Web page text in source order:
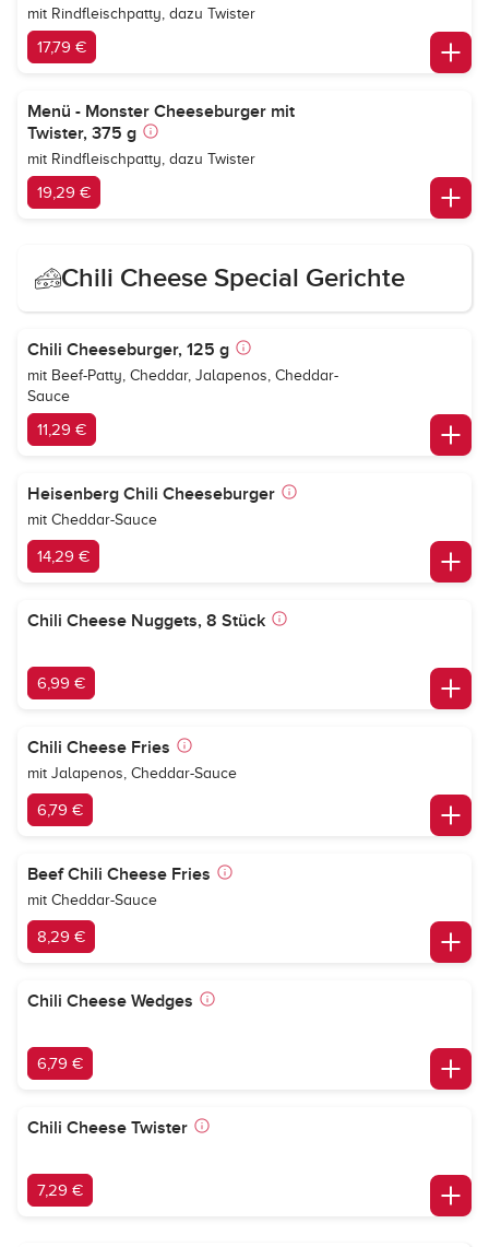
mit Rindfleischpatty, dazu Twister
17,79 €
Menü - Monster Cheeseburger mit
Twister, 375 g
mit Rindfleischpatty, dazu Twister
19,29 €
Chili Cheese Special Gerichte
Chili Cheeseburger, 125 g
mit Beef-Patty, Cheddar, Jalapenos, Cheddar-
Sauce
11,29 €
Heisenberg Chili Cheeseburger
mit Cheddar-Sauce
14,29 €
Chili Cheese Nuggets, 8 Stück
6,99 €
Chili Cheese Fries
mit Jalapenos, Cheddar-Sauce
6,79 €
Beef Chili Cheese Fries
mit Cheddar-Sauce
8,29 €
Chili Cheese Wedges
6,79 €
Chili Cheese Twister
7,29 €